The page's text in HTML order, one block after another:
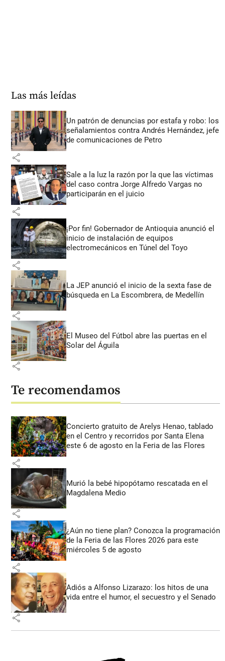
Las más leídas
Un patrón de denuncias por estafa y robo: los
señalamientos contra Andrés Hernández, jefe
de comunicaciones de Petro
share
Sale a la luz la razón por la que las víctimas
del caso contra Jorge Alfredo Vargas no
participarán en el juicio
share
¡Por fin! Gobernador de Antioquia anunció el
inicio de instalación de equipos
electromecánicos en Túnel del Toyo
share
La JEP anunció el inicio de la sexta fase de
búsqueda en La Escombrera, de Medellín
share
El Museo del Fútbol abre las puertas en el
Solar del Águila
share
Te recomendamos
Concierto gratuito de Arelys Henao, tablado
en el Centro y recorridos por Santa Elena
este 6 de agosto en la Feria de las Flores
share
Murió la bebé hipopótamo rescatada en el
Magdalena Medio
share
¿Aún no tiene plan? Conozca la programación
de la Feria de las Flores 2026 para este
miércoles 5 de agosto
share
Adiós a Alfonso Lizarazo: los hitos de una
vida entre el humor, el secuestro y el Senado
share